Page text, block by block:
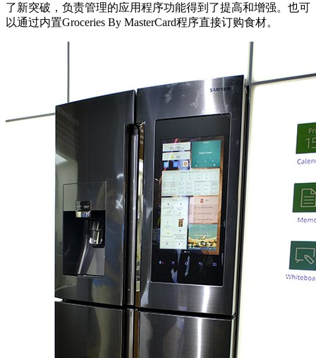
了新突破，负责管理的应用程序功能得到了提高和增强。也可
以通过内置Groceries By MasterCard程序直接订购食材。